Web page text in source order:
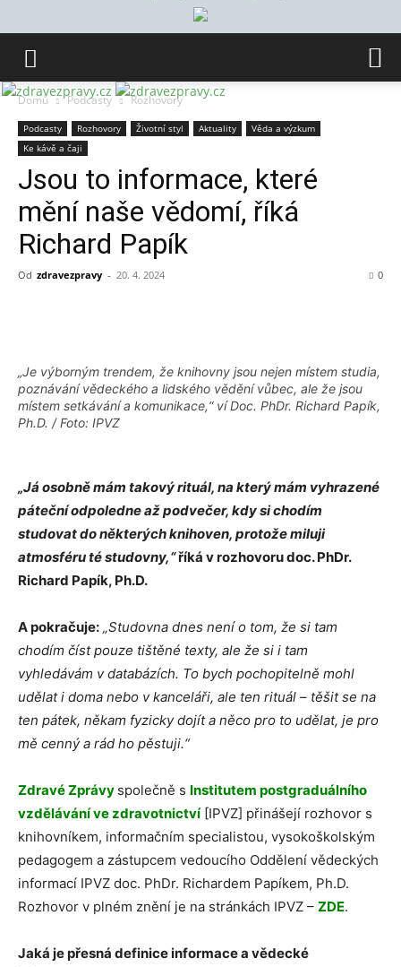
Domů Podcasty Rozhovory
Podcasty Rozhovory Životní styl Aktuality
Věda a výzkum
Ke kávě a čaji
Jsou to informace, které
mění naše vědomí, říká
Richard Papík
Od zdravezpravy - 20. 4. 2024 0
„Je výborným trendem, že knihovny jsou nejen místem studia,
poznávání vědeckého a lidského vědění vůbec, ale že jsou
místem setkávání a komunikace,“ ví Doc. PhDr. Richard Papík,
Ph.D. / Foto: IPVZ
„Já osobně mám takový rituál, na který mám vyhrazené
páteční odpoledne až podvečer, kdy si chodím
studovat do některých knihoven, protože miluji
atmosféru té studovny,“říká v rozhovoru doc. PhDr.
Richard Papík, Ph.D.
A pokračuje: „Studovna dnes není o tom, že si tam
chodím číst pouze tištěné texty, ale že si i tam
vyhledávám v databázích. To bych pochopitelně mohl
udělat i doma nebo v kanceláři, ale ten rituál – těšit se na
ten pátek, někam fyzicky dojít a něco pro to udělat, je pro
mě cenný a rád ho pěstuji.“
Zdravé Zprávy společně s Institutem postgraduálního
vzdělávání ve zdravotnictví[IPVZ] přinášejí rozhovor s
knihovníkem, informačním specialistou, vysokoškolským
pedagogem a zástupcem vedoucího Oddělení vědeckých
informací IPVZ doc. PhDr. Richardem Papíkem, Ph.D.
Rozhovor v plném znění je na stránkách IPVZ – ZDE.
Jaká je přesná definice informace a vědecké